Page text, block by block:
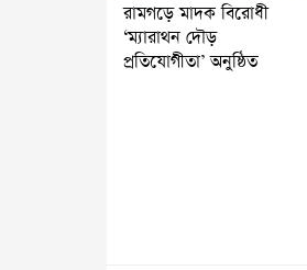
রামগড়ে মাদক বিরোধী
‘ম্যারাথন দৌড়
প্রতিযোগীতা’ অনুষ্ঠিত